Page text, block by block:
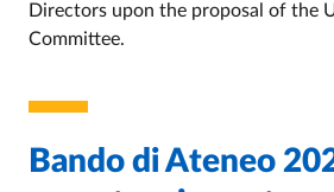
Directors upon the proposal of the
Committee.
Bando di Ateneo